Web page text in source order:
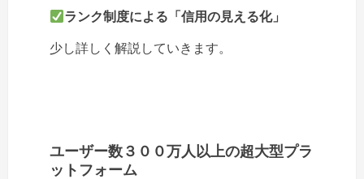
ランク制度による「信用の見える化」
少し詳しく解説していきます。
ユーザー数３００万人以上の超大型プラ
ットフォーム